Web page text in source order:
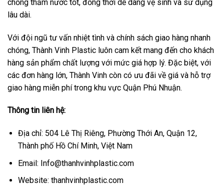
chống thấm nước tốt, đồng thời dễ dàng vệ sinh và sử dụng
lâu dài.
Với đội ngũ tư vấn nhiệt tình và chính sách giao hàng nhanh
chóng, Thành Vinh Plastic luôn cam kết mang đến cho khách
hàng sản phẩm chất lượng với mức giá hợp lý. Đặc biệt, với
các đơn hàng lớn, Thành Vinh còn có ưu đãi về giá và hỗ trợ
giao hàng miễn phí trong khu vực Quận Phú Nhuận.
Thông tin liên hệ:
Địa chỉ: 504 Lê Thị Riêng, Phường Thới An, Quận 12,
Thành phố Hồ Chí Minh, Việt Nam
Email: Info@thanhvinhplastic.com
Website: thanhvinhplastic.com